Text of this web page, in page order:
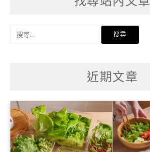
近期文章